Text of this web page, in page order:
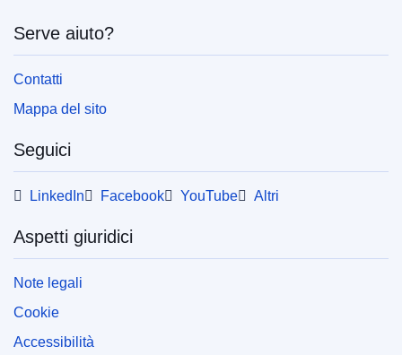
pdfa2a
Serve aiuto?
Contatti
Mappa del sito
Seguici
LinkedIn Facebook YouTube Altri
Aspetti giuridici
Note legali
Cookie
Accessibilità